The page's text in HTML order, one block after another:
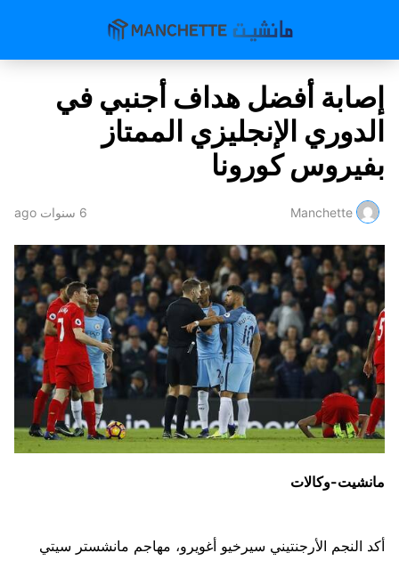
إصابة أفضل هداف أجنبي في
الدوري الإنجليزي الممتاز
بفيروس كورونا
Manchette 6 سنوات ago
مانشيت-وكالات
أكد النجم الأرجنتيني سيرخيو أغويرو، مهاجم مانشستر سيتي